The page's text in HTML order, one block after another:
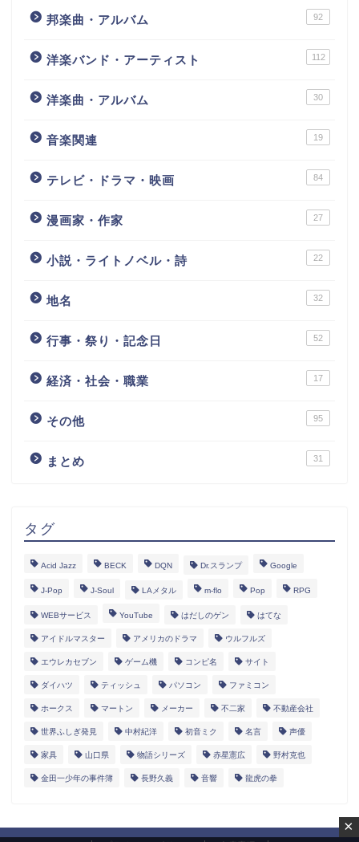
邦楽曲・アルバム 92
洋楽バンド・アーティスト 112
洋楽曲・アルバム 30
音楽関連 19
テレビ・ドラマ・映画 84
漫画家・作家 27
小説・ライトノベル・詩 22
地名 32
行事・祭り・記念日 52
経済・社会・職業 17
その他 95
まとめ 31
タグ
Acid Jazz BECK DQN Dr.スランプ Google
J-Pop J-Soul LAメタル m-flo Pop RPG
WEBサービス YouTube はだしのゲン はてな
アイドルマスター アメリカのドラマ ウルフルズ
エウレカセブン ゲーム機 コンピ名 サイト
ダイハツ ティッシュ パソコン ファミコン
ホークス マートン メーカー 不二家 不動産会社
世界ふしぎ発見 中村紀洋 初音ミク 名言 声優
家具 山口県 物語シリーズ 赤星憲広 野村克也
金田一少年の事件簿 長野久義 音響 龍虎の拳
×